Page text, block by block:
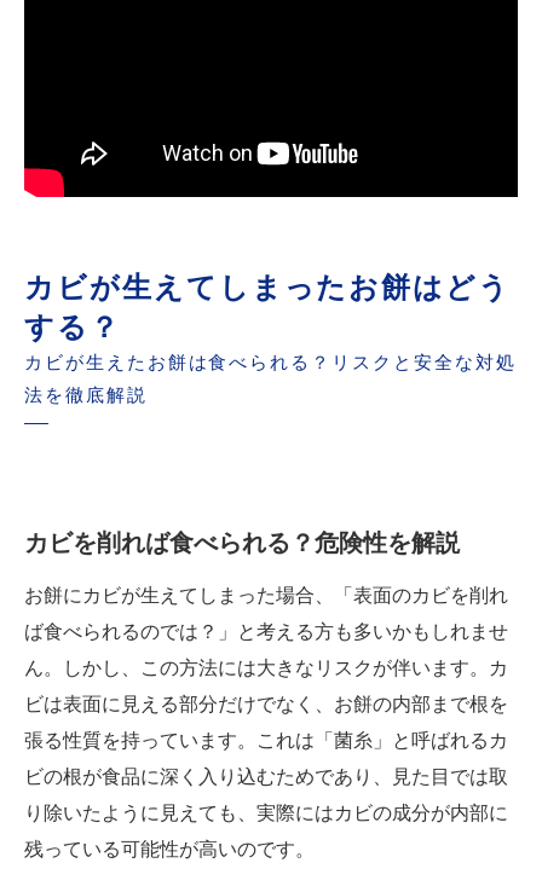
カビが生えてしまったお餅はどう
する？
カビが生えたお餅は食べられる？リスクと安全な対処
法を徹底解説
カビを削れば食べられる？危険性を解説
お餅にカビが生えてしまった場合、「表面のカビを削れ
ば食べられるのでは？」と考える方も多いかもしれませ
ん。しかし、この方法には大きなリスクが伴います。カ
ビは表面に見える部分だけでなく、お餅の内部まで根を
張る性質を持っています。これは「菌糸」と呼ばれるカ
ビの根が食品に深く入り込むためであり、見た目では取
り除いたように見えても、実際にはカビの成分が内部に
残っている可能性が高いのです。